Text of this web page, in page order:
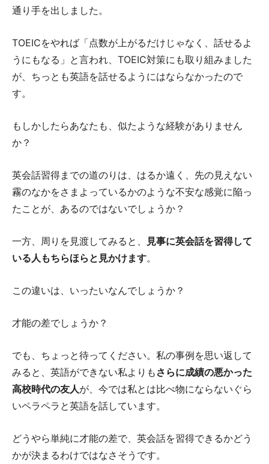
通り手を出しました。
TOEICをやれば「点数が上がるだけじゃなく、話せるよ
うにもなる」と言われ、TOEIC対策にも取り組みました
が、ちっとも英語を話せるようにはならなかったので
す。
もしかしたらあなたも、似たような経験がありません
か？
英会話習得までの道のりは、はるか遠く、先の見えない
霧のなかをさまよっているかのような不安な感覚に陥っ
たことが、あるのではないでしょうか？
一方、周りを見渡してみると、
見事に英会話を習得して
いる人もちらほらと見かけます。
この違いは、いったいなんでしょうか？
才能の差でしょうか？
でも、ちょっと待ってください。私の事例を思い返して
みると、英語ができない私よりも さらに成績の悪かった
高校時代の友人が、今では私とは比べ物にならないぐら
いペラペラと英語を話しています。
どうやら単純に才能の差で、英会話を習得できるかどう
かが決まるわけではなさそうです。